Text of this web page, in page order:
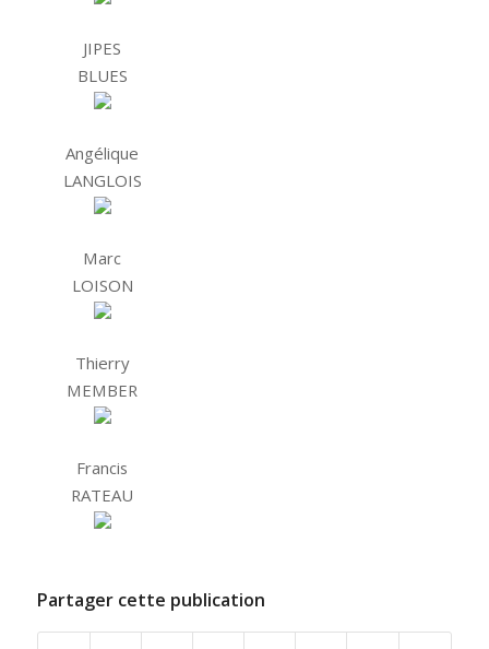
JIPES
BLUES
Angélique
LANGLOIS
Marc
LOISON
Thierry
MEMBER
Francis
RATEAU
Partager cette publication